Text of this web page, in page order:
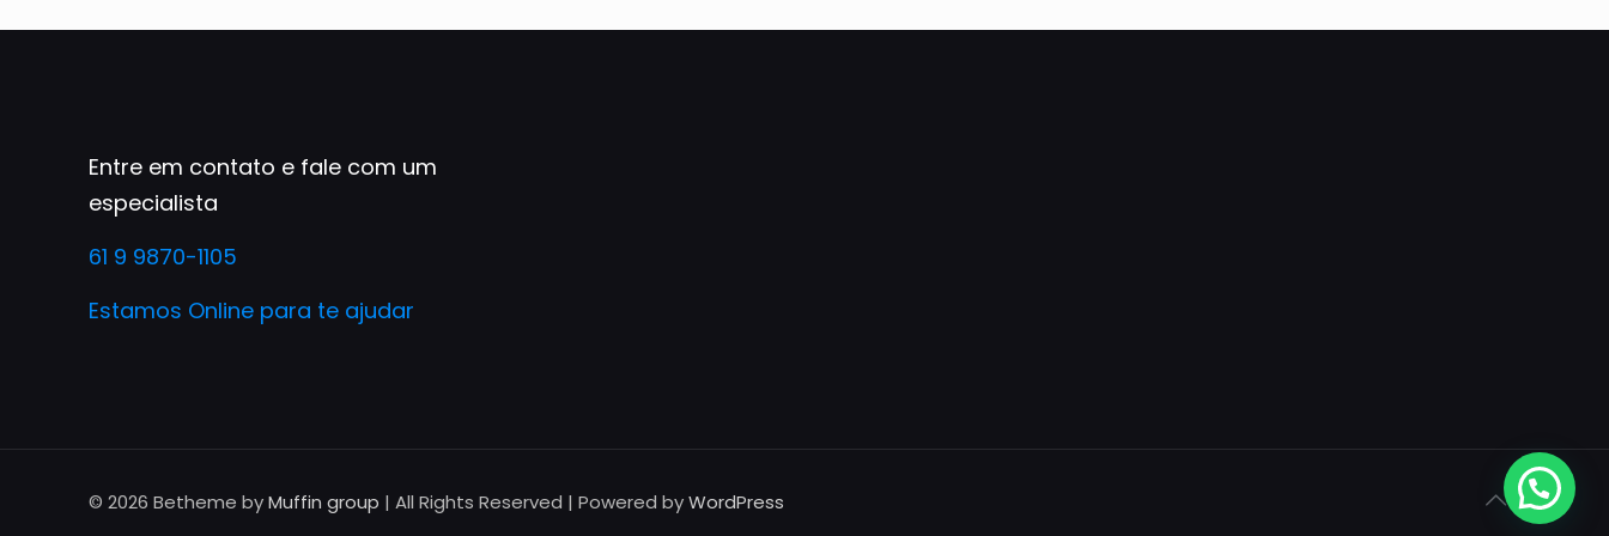
Entre em contato e fale com um
especialista
61 9 9870-1105
Estamos Online para te ajudar
© 2026 Betheme byMuffin group | All Rights Reserved | Powered byWordPress